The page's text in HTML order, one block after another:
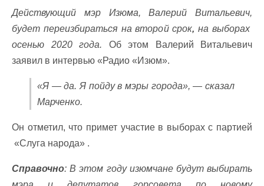
Действующий мэр Изюма, Валерий Витальевич,
будет переизбираться на второй срок, на выборах
осенью 2020 года. Об этом Валерий Витальевич
заявил в интервью «Радио «Изюм».
«Я — да. Я пойду в мэры города», — сказал
Марченко.
Он отметил, что примет участие в выборах с партией
«Слуга народа» .
Справочно: В этом году изюмчане будут выбирать